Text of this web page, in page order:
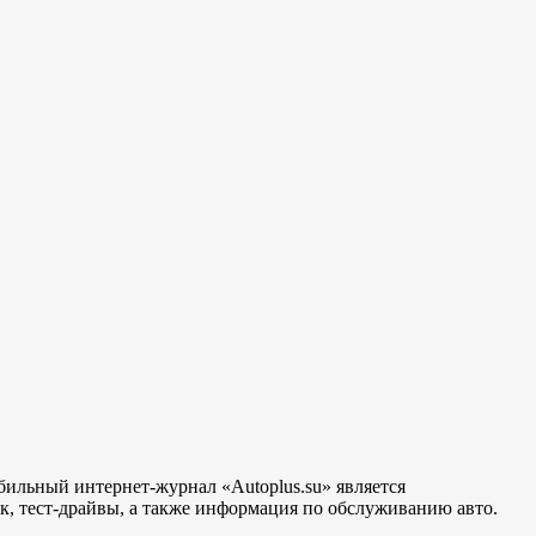
интернет-журнал «Autoplus.su» является
тест-драйвы, а также информация по обслуживанию авто.